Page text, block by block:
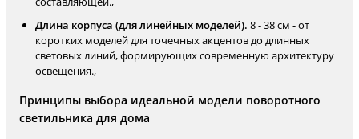
Длина корпуса (для линейных моделей). 8 - 38 см - от
коротких моделей для точечных акцентов до длинных
световых линий, формирующих современную архитектуру
освещения.,
Принципы выбора идеальной модели поворотного
светильника для дома